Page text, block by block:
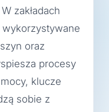
zakładach
oraz
procesy
klucze
sobie z